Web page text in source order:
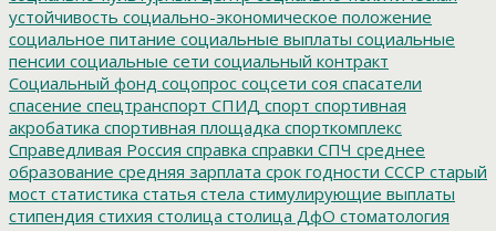
устойчивость социально-экономическое положение
социальное питание социальные выплаты социальные
пенсии социальные сети социальный контракт
Социальный фонд соцопрос соцсети соя спасатели
спасение спецтранспорт СПИД спорт спортивная
акробатика спортивная площадка спорткомплекс
Справедливая Россия справка справки СПЧ среднее
образование средняя зарплата срок годности СССР старый
мост статистика статья стела стимулирующие выплаты
стипендия стихия столица столица ДфО стоматология